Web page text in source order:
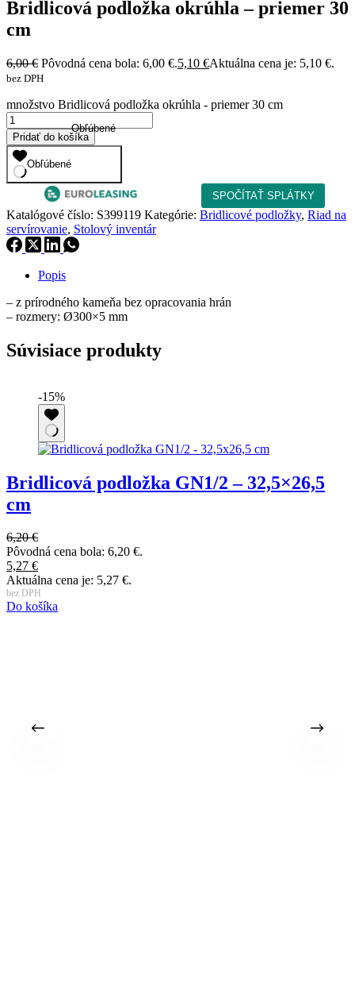
Bridlicová podložka okrúhla – priemer 30
cm
6,00€ Pôvodná cena bola: 6,00 €.5,10 €Aktuálna cena je: 5,10 €.
bez DPH
množstvo Bridlicová podložka okrúhla - priemer 30 cm
Pridať do košíka
Obľúbené
Obľúbené
Katalógové číslo: S399119 Kategórie: Bridlicové podložky, Riad na
servírovanie, Stolový inventár
Popis
– z prírodného kameňa bez opracovania hrán
– rozmery: Ø300×5 mm
Súvisiace produkty
-15%
Bridlicová podložka GN1/2 – 32,5×26,5
cm
6,20€
Pôvodná cena bola: 6,20 €.
5,27 €
Aktuálna cena je: 5,27 €.
bez DPH
Do košíka